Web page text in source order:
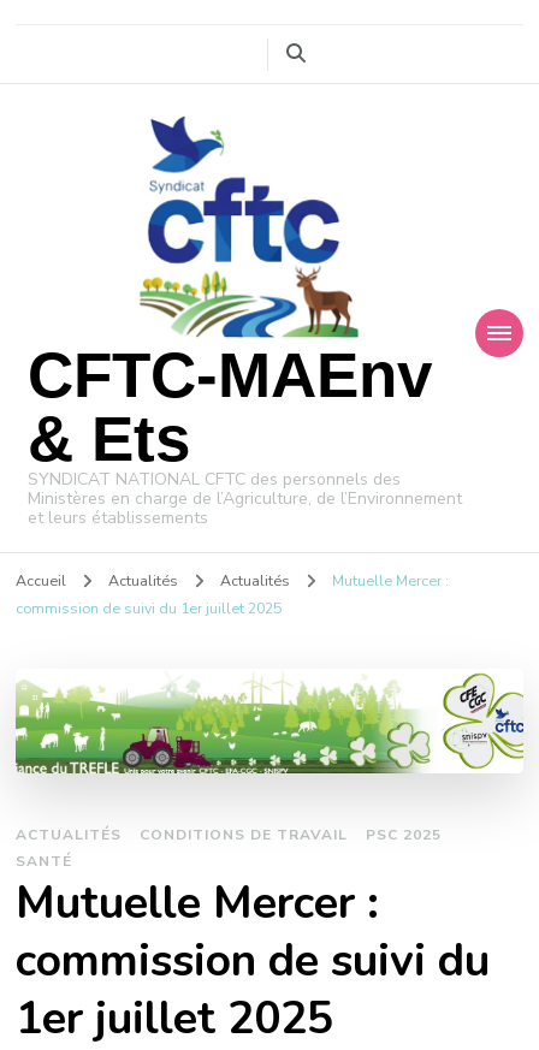
CFTC-MAEnv
& Ets
SYNDICAT NATIONAL CFTC des personnels des
Ministères en charge de l’Agriculture, de l’Environnement
et leurs établissements
Accueil Actualités Actualités
Mutuelle Mercer :
commission de suivi du 1er juillet 2025
ACTUALITÉS CONDITIONS DE TRAVAIL
PSC 2025
SANTÉ
Mutuelle Mercer :
commission de suivi du
1er juillet 2025